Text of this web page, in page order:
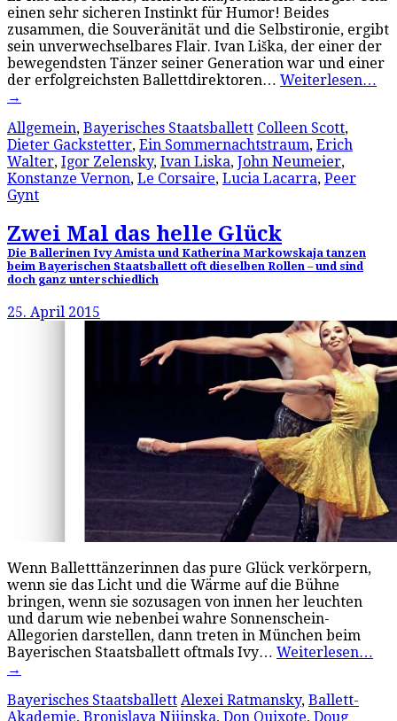
einen sehr sicheren Instinkt für Humor! Beides
zusammen, die Souveränität und die Selbstironie, ergibt
sein unverwechselbares Flair. Ivan Liška, der einer der
bewegendsten Tänzer seiner Generation war und einer
der erfolgreichsten Ballettdirektoren… Weiterlesen…
→
Allgemein, Bayerisches Staatsballett Colleen Scott,
Dieter Gackstetter, Ein Sommernachtstraum, Erich
Walter, Igor Zelensky, Ivan Liska, John Neumeier,
Konstanze Vernon, Le Corsaire, Lucia Lacarra, Peer
Gynt
Zwei Mal das helle Glück
Die Ballerinen Ivy Amista und Katherina Markowskaja tanzen
beim Bayerischen Staatsballett oft dieselben Rollen – und sind
doch ganz unterschiedlich
25. April 2015
Wenn Balletttänzerinnen das pure Glück verkörpern,
wenn sie das Licht und die Wärme auf die Bühne
bringen, wenn sie sozusagen von innen her leuchten
und darum wie nebenbei wahre Sonnenschein-
Allegorien darstellen, dann treten in München beim
Bayerischen Staatsballett oftmals Ivy… Weiterlesen…
→
Bayerisches Staatsballett Alexei Ratmansky, Ballett-
Akademie, Bronislava Nijinska, Don Quixote, Doug